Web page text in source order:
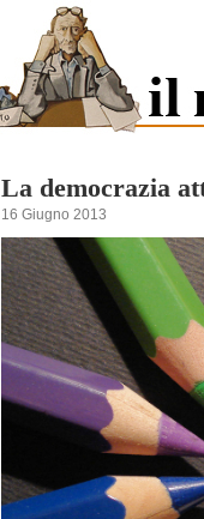
La democrazia
16 Giugno 2013